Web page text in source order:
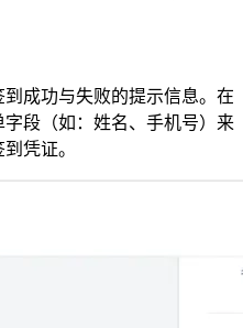
成功与失败的提示信息。在
段（如：姓名、手机号）来
凭证。